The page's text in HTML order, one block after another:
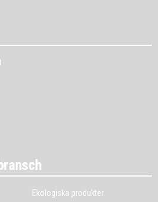
Ekologiska produkter